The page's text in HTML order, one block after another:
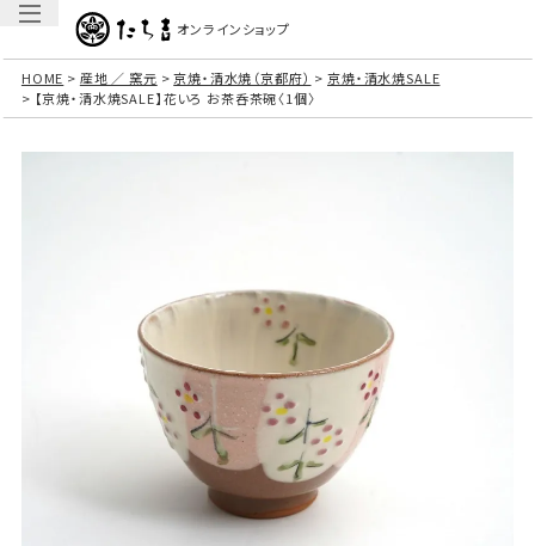
オンラインショップ
HOME 産地 ／ 窯元 京焼・清水焼（京都府）
京焼・清水焼SALE
【京焼・清水焼SALE】花いろ お茶呑茶碗〈1個〉